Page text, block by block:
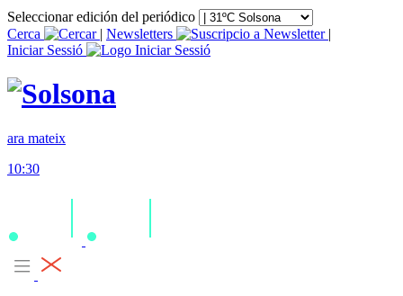
Seleccionar edición del periódico
Cerca
| Newsletters
|
Iniciar Sessió
ara mateix
10:30